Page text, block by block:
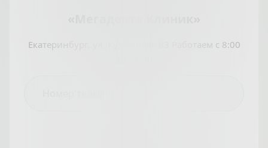
Екатеринбург, ул. Кузнечная, 83 Работаем с 8:00